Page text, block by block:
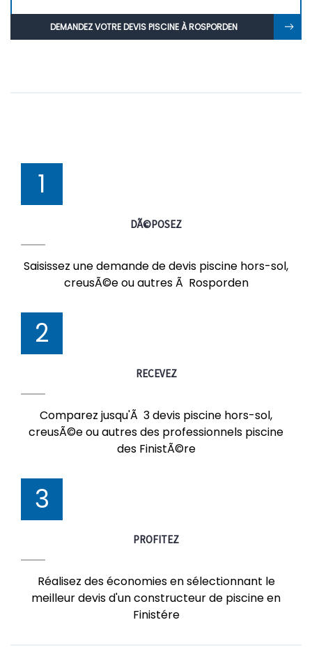
DEMANDEZ VOTRE DEVIS PISCINE À ROSPORDEN
1
DÃ©POSEZ
Saisissez une demande de devis piscine hors-sol,
creusÃ©e ou autres Ã Rosporden
2
RECEVEZ
Comparez jusqu'Ã 3 devis piscine hors-sol,
creusÃ©e ou autres des professionnels piscine
des FinistÃ©re
3
PROFITEZ
Réalisez des économies en sélectionnant le
meilleur devis d'un constructeur de piscine en
Finistére